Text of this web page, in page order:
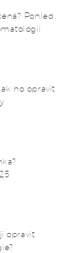
Pohled
ho opravit
opravit